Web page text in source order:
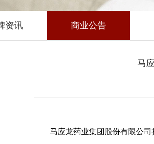
资讯 商业公告
马
马应龙药业集团股份有限公司